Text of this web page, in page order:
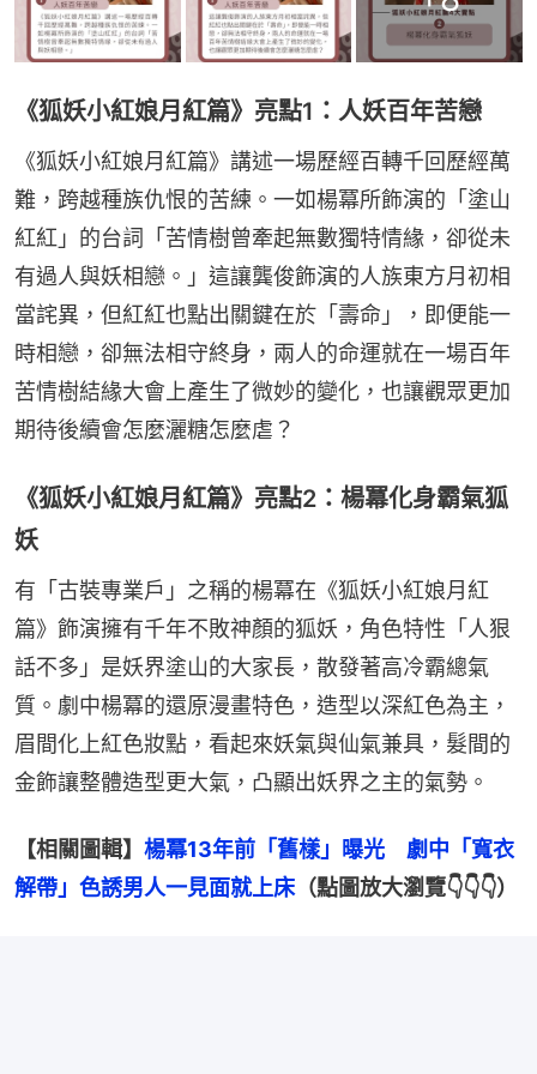
《狐妖小紅娘月紅篇》亮點1：人妖百年苦戀
《狐妖小紅娘月紅篇》講述一場歷經百轉千回歷經萬
難，跨越種族仇恨的苦練。一如楊冪所飾演的「塗山
紅紅」的台詞「苦情樹曾牽起無數獨特情緣，卻從未
有過人與妖相戀。」這讓龔俊飾演的人族東方月初相
當詫異，但紅紅也點出關鍵在於「壽命」，即便能一
時相戀，卻無法相守終身，兩人的命運就在一場百年
苦情樹結緣大會上產生了微妙的變化，也讓觀眾更加
期待後續會怎麼灑糖怎麼虐？
《狐妖小紅娘月紅篇》亮點2：楊冪化身霸氣狐
妖
有「古裝專業戶」之稱的楊冪在《狐妖小紅娘月紅
篇》飾演擁有千年不敗神顏的狐妖，角色特性「人狠
話不多」是妖界塗山的大家長，散發著高冷霸總氣
質。劇中楊冪的還原漫畫特色，造型以深紅色為主，
眉間化上紅色妝點，看起來妖氣與仙氣兼具，髮間的
金飾讓整體造型更大氣，凸顯出妖界之主的氣勢。
【相關圖輯】 楊冪13年前「舊樣」曝光　劇中「寬衣
解帶」色誘男人一見面就上床（點圖放大瀏覽👇👇👇）